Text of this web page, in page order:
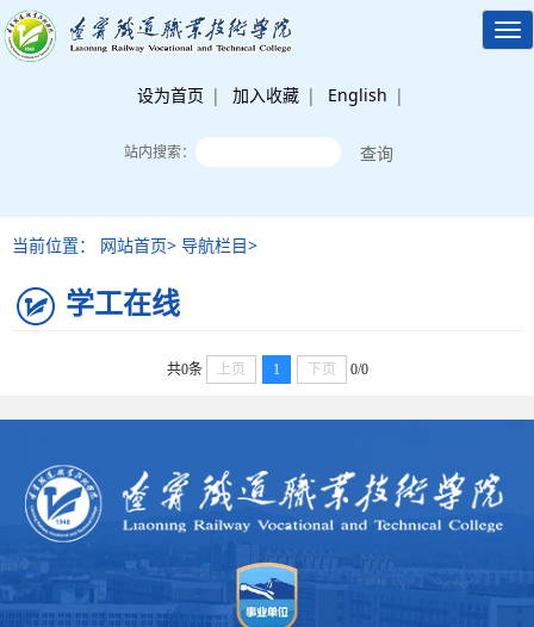
设为首页 | 加入收藏 | English |
站内搜索：
当前位置： 网站首页> 导航栏目>
学工在线
共0条 上页 1 下页 0/0